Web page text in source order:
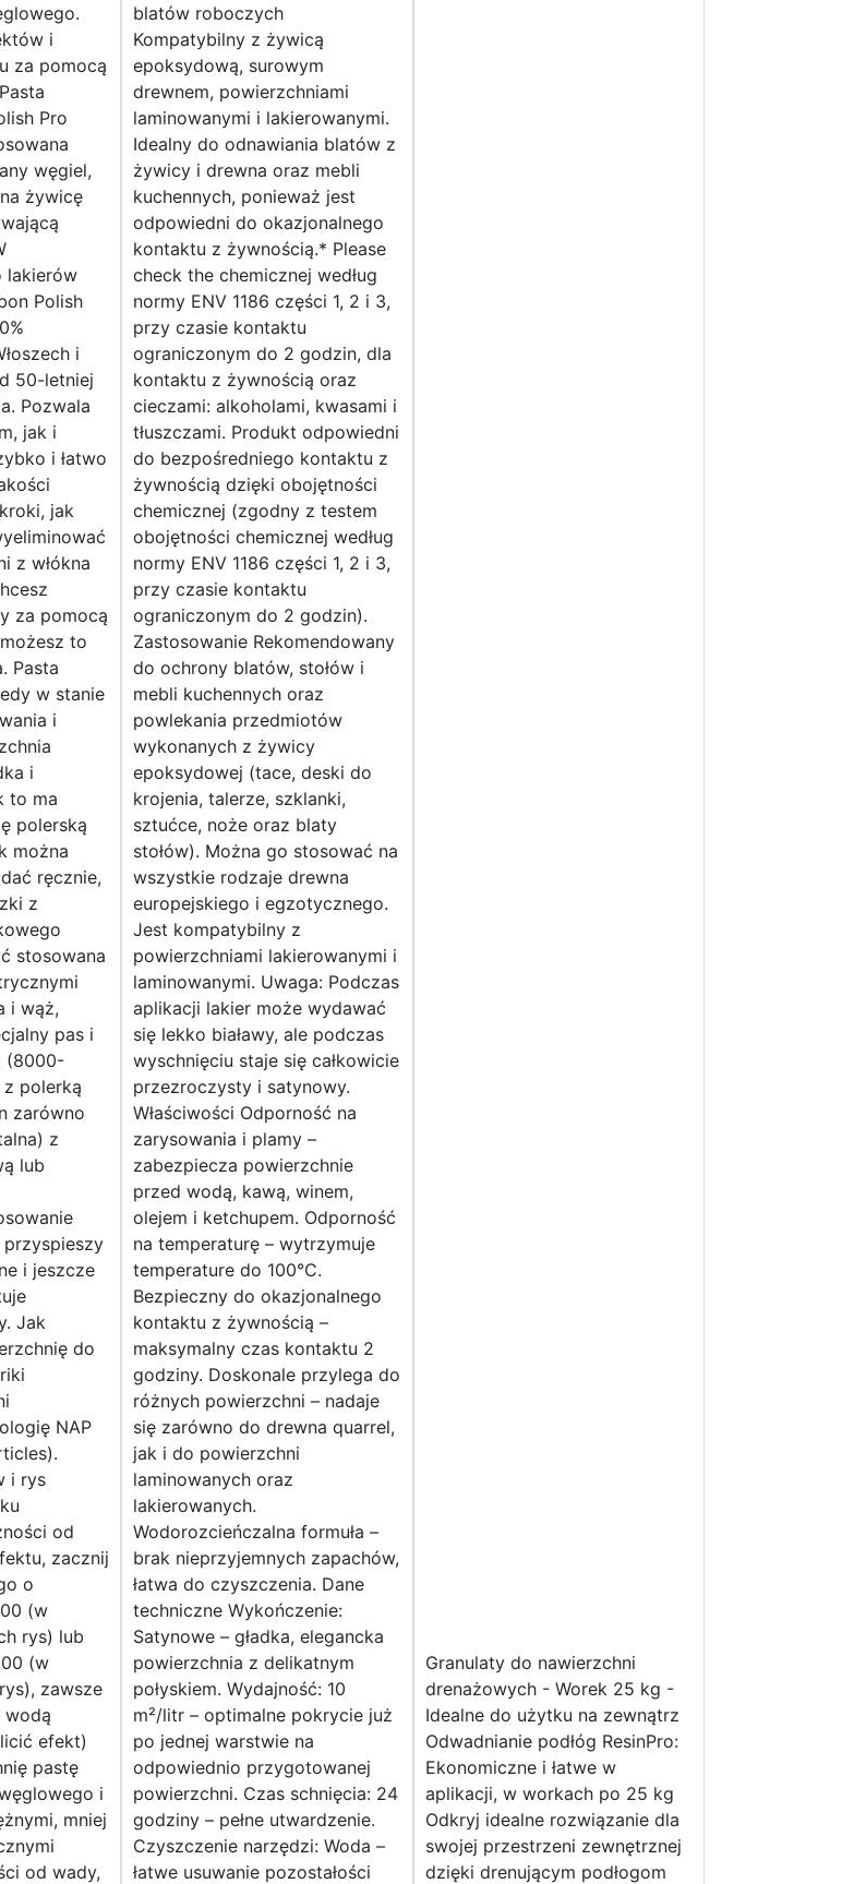
i
za pomocą
Pro
węgiel,
żywicę
lakierów
Polish
i
50-letniej
Pozwala
jak i
i łatwo
jak
z włókna
za pomocą
to
Pasta
w stanie
i
i
to ma
polerską
można
ręcznie,
z
stosowana
i wąż,
pas i
(8000-
polerką
zarówno
z
lub
i jeszcze
Jak
do
NAP
i rys
od
zacznij
o
(w
rys) lub
(w
zawsze
wodą
efekt)
pastę
i
mniej
od wady,
blatów roboczych
Kompatybilny z żywicą
epoksydową, surowym
drewnem, powierzchniami
laminowanymi i lakierowanymi.
Idealny do odnawiania blatów z
żywicy i drewna oraz mebli
kuchennych, ponieważ jest
odpowiedni do okazjonalnego
kontaktu z żywnością.* Please
check the chemicznej według
normy ENV 1186 części 1, 2 i 3,
przy czasie kontaktu
ograniczonym do 2 godzin, dla
kontaktu z żywnością oraz
cieczami: alkoholami, kwasami i
tłuszczami. Produkt odpowiedni
do bezpośredniego kontaktu z
żywnością dzięki obojętności
chemicznej (zgodny z testem
obojętności chemicznej według
normy ENV 1186 części 1, 2 i 3,
przy czasie kontaktu
ograniczonym do 2 godzin).
Zastosowanie Rekomendowany
do ochrony blatów, stołów i
mebli kuchennych oraz
powlekania przedmiotów
wykonanych z żywicy
epoksydowej (tace, deski do
krojenia, talerze, szklanki,
sztućce, noże oraz blaty
stołów). Można go stosować na
wszystkie rodzaje drewna
europejskiego i egzotycznego.
Jest kompatybilny z
powierzchniami lakierowanymi i
laminowanymi. Uwaga: Podczas
aplikacji lakier może wydawać
się lekko białawy, ale podczas
wyschnięciu staje się całkowicie
przezroczysty i satynowy.
Właściwości Odporność na
zarysowania i plamy –
zabezpiecza powierzchnie
przed wodą, kawą, winem,
olejem i ketchupem. Odporność
na temperaturę – wytrzymuje
temperature do 100°C.
Bezpieczny do okazjonalnego
kontaktu z żywnością –
maksymalny czas kontaktu 2
godziny. Doskonale przylega do
różnych powierzchni – nadaje
się zarówno do drewna quarrel,
jak i do powierzchni
laminowanych oraz
lakierowanych.
Wodorozcieńczalna formuła –
brak nieprzyjemnych zapachów,
łatwa do czyszczenia. Dane
techniczne Wykończenie:
Satynowe – gładka, elegancka
powierzchnia z delikatnym
połyskiem. Wydajność: 10
m²/litr – optimalne pokrycie już
po jednej warstwie na
odpowiednio przygotowanej
powierzchni. Czas schnięcia: 24
godziny – pełne utwardzenie.
Czyszczenie narzędzi: Woda –
łatwe usuwanie pozostałości
Granulaty do nawierzchni
drenażowych - Worek 25 kg -
Idealne do użytku na zewnątrz
Odwadnianie podłóg ResinPro:
Ekonomiczne i łatwe w
aplikacji, w workach po 25 kg
Odkryj idealne rozwiązanie dla
swojej przestrzeni zewnętrznej
dzięki drenującym podłogom